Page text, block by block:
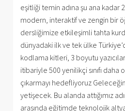
eşitliği temin adına şu ana
modern, interaktif ve zengin bir
dersliğimize etkileşimli tahta
dünyadaki ilk ve tek ülke
kodlama kitleri, 3 boyutu
itibariyle 500 yenilikçi sınıfı daha
çıkarmayı hedefliyoruz
yetişecek. Bu alanda attığımız
arasında eğitimde teknolojik